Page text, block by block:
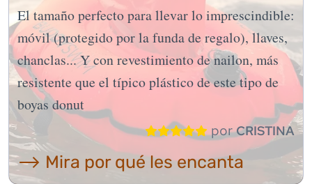
El tamaño perfecto para llevar lo imprescindible:
móvil (protegido por la funda de regalo), llaves,
chanclas... Y con revestimiento de nailon, más
resistente que el típico plástico de este tipo de
boyas donut
porCRISTINA
⟶ Mira por qué les encanta